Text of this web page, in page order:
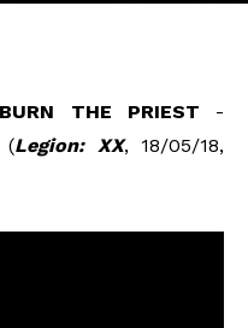
BURN THE PRIEST -
(Legion: XX, 18/05/18,